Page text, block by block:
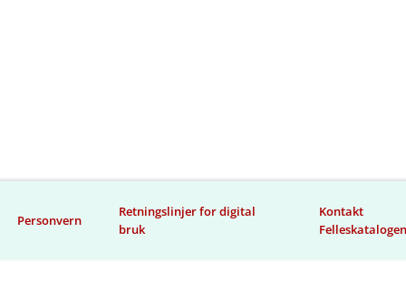
Personvern
Retningslinjer for digital
bruk
Kontakt
Felleskatalogen